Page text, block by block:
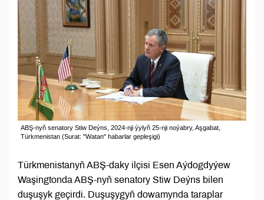
ABŞ-nyň senatory Stiw Deýns, 2024-nji ýylyň 25-nji noýabry, Aşgabat,
Türkmenistan (Surat: "Watan" habarlar gepleşigi)
Türkmenistanyň ABŞ-daky ilçisi Esen Aýdogdyýew
Waşingtonda ABŞ-nyň senatory Stiw Deýns bilen
duşuşyk geçirdi. Duşuşygyň dowamynda taraplar